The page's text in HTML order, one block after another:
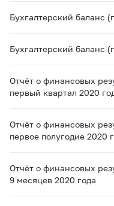
Бухгалтерский баланс
Бухгалтерский баланс
Отчёт о финансовых
первый квартал 2020
Отчёт о финансовых
первое полугодие 2020
Отчёт о финансовых
9 месяцев 2020 года